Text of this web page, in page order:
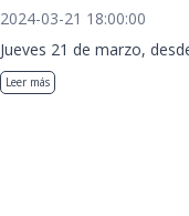
2024-03-21 18:00:00
Jueves 21 de marzo,
Leer más